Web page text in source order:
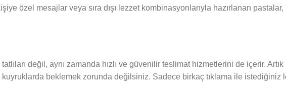
özel mesajlar veya sıra dışı lezzet kombinasyonlarıyla hazırlanan pastalar,
değil, aynı zamanda hızlı ve güvenilir teslimat hizmetlerini de içerir. Artık
beklemek zorunda değilsiniz. Sadece birkaç tıklama ile istediğiniz